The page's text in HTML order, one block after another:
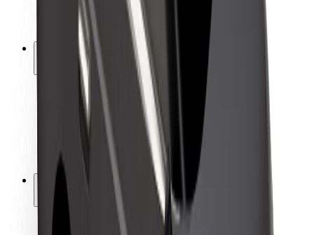
მედია
ურბანული ფონდი
უსაფრთხოება
მგზავრების უსაფრთხოება
მძღოლების უსაფრთხოება
სკუტერის უსაფრთხოება
უსაფრთხოება
ქალაქები
ლოკაციები